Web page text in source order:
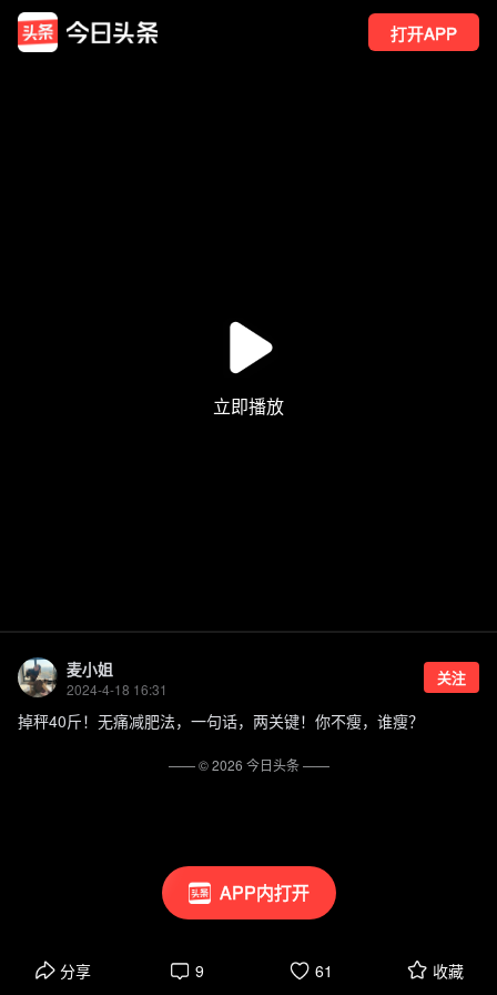
打开APP
APP内打开
麦小姐
2024-4-18 16:31
关注
掉秤40斤！无痛减肥法，一句话，两关键！你不瘦，谁瘦？
分享 9 61 收藏
—— ©2026 今日头条——